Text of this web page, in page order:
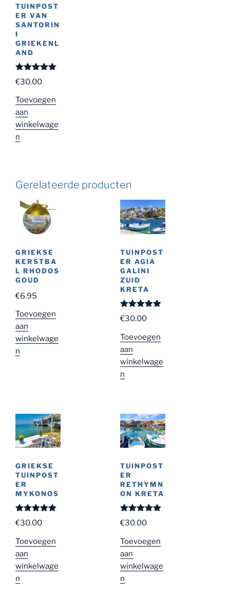
TUINPOST
ER VAN
SANTORIN
I
GRIEKENL
AND
Gewaardeer
d5.00uit
€30.00
Toevoegen
aan
winkelwage
n
Gerelateerde producten
GRIEKSE
KERSTBA
L RHODOS
GOUD
€6.95
Toevoegen
aan
winkelwage
n
TUINPOST
ER AGIA
GALINI
ZUID
KRETA
Gewaardeer
d5.00uit
€30.00
Toevoegen
aan
winkelwage
n
GRIEKSE
TUINPOST
ER
MYKONOS
Gewaardeer
d5.00uit
€30.00
Toevoegen
aan
winkelwage
n
TUINPOST
ER
RETHYMN
ON KRETA
Gewaardeer
d5.00uit
€30.00
Toevoegen
aan
winkelwage
n